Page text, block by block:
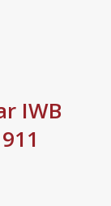
IWB